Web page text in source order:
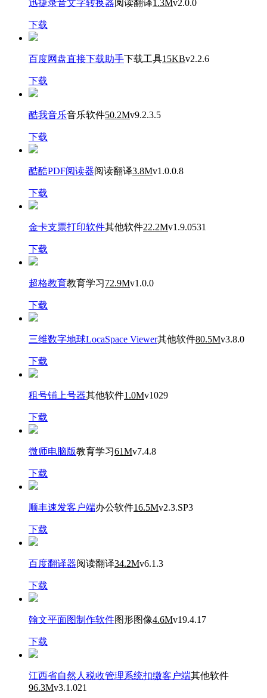
迅捷录音文字转换器 阅读翻译1.3Mv2.0.0
下载
百度网盘直接下载助手下载工具15KBv2.2.6
下载
酷我音乐音乐软件50.2Mv9.2.3.5
下载
酷酷PDF阅读器阅读翻译3.8Mv1.0.0.8
下载
金卡支票打印软件其他软件22.2Mv1.9.0531
下载
超格教育教育学习72.9Mv1.0.0
下载
三维数字地球LocaSpace Viewer其他软件80.5Mv3.8.0
下载
租号铺上号器其他软件1.0Mv1029
下载
微师电脑版教育学习61Mv7.4.8
下载
顺丰速发客户端办公软件16.5Mv2.3.SP3
下载
百度翻译器阅读翻译34.2Mv6.1.3
下载
翰文平面图制作软件图形图像4.6Mv19.4.17
下载
江西省自然人税收管理系统扣缴客户端其他软件
96.3Mv3.1.021